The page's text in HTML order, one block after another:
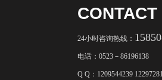
CONTACT
24小时咨询热线：
电话： 0523－86196138
Q Q：1209544239